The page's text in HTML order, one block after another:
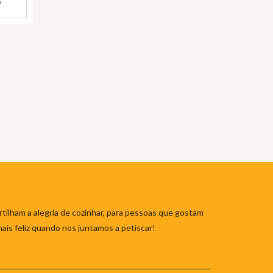
a alegria de cozinhar, para pessoas que gostam
feliz quando nos juntamos a petiscar!